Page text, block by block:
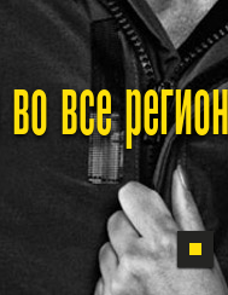
во все